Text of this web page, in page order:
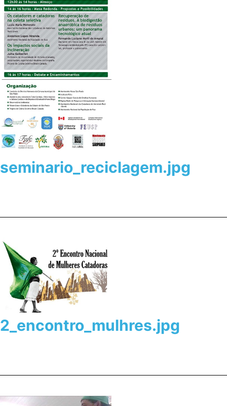
seminario_reciclagem.jpg
2_encontro_mulhres.jpg